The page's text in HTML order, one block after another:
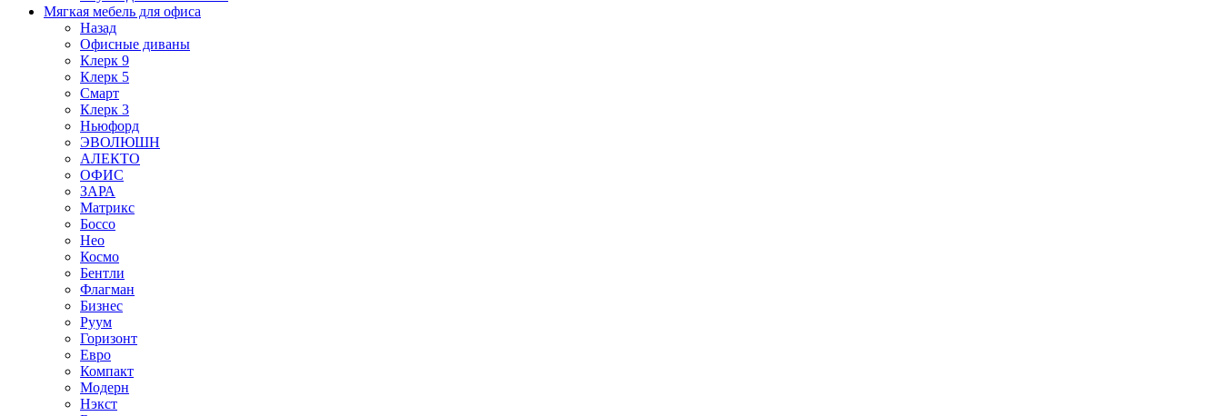
Мягкая мебель для офиса
Назад
Офисные диваны
Клерк 9
Клерк 5
Смарт
Клерк 3
Ньюфорд
ЭВОЛЮШН
АЛЕКТО
ОФИС
ЗАРА
Матрикс
Боссо
Нео
Космо
Бентли
Флагман
Бизнес
Руум
Горизонт
Евро
Компакт
Модерн
Нэкст